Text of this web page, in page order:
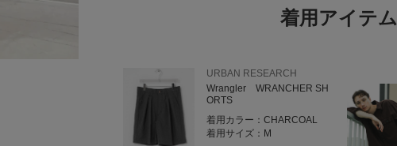
是非プロフィールからフォローしてみてください★
ルクア大阪7F
TEL: 06-6151-1327
着用アイテム
URBAN RESEARCH
Wrangler WRANCHER SH
ORTS
着用カラー： CHARCOAL
着用サイズ： M